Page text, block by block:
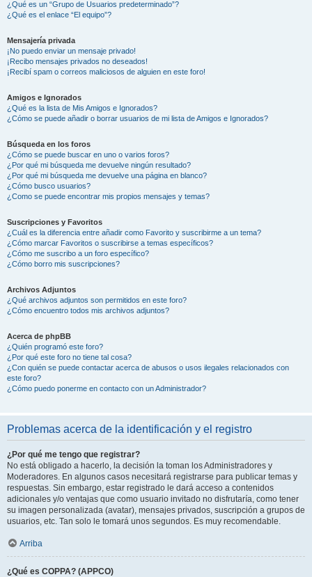
¿Qué es un “Grupo de Usuarios predeterminado”?
¿Qué es el enlace “El equipo”?
Mensajería privada
¡No puedo enviar un mensaje privado!
¡Recibo mensajes privados no deseados!
¡Recibí spam o correos maliciosos de alguien en este foro!
Amigos e Ignorados
¿Qué es la lista de Mis Amigos e Ignorados?
¿Cómo se puede añadir o borrar usuarios de mi lista de Amigos e Ignorados?
Búsqueda en los foros
¿Cómo se puede buscar en uno o varios foros?
¿Por qué mi búsqueda me devuelve ningún resultado?
¿Por qué mi búsqueda me devuelve una página en blanco?
¿Cómo busco usuarios?
¿Como se puede encontrar mis propios mensajes y temas?
Suscripciones y Favoritos
¿Cuál es la diferencia entre añadir como Favorito y suscribirme a un tema?
¿Cómo marcar Favoritos o suscribirse a temas específicos?
¿Cómo me suscribo a un foro específico?
¿Cómo borro mis suscripciones?
Archivos Adjuntos
¿Qué archivos adjuntos son permitidos en este foro?
¿Cómo encuentro todos mis archivos adjuntos?
Acerca de phpBB
¿Quién programó este foro?
¿Por qué este foro no tiene tal cosa?
¿Con quién se puede contactar acerca de abusos o usos ilegales relacionados con
este foro?
¿Cómo puedo ponerme en contacto con un Administrador?
Problemas acerca de la identificación y el registro
¿Por qué me tengo que registrar?
No está obligado a hacerlo, la decisión la toman los Administradores y
Moderadores. En algunos casos necesitará registrarse para publicar temas y
respuestas. Sin embargo, estar registrado le dará acceso a contenidos
adicionales y/o ventajas que como usuario invitado no disfrutaría, como tener
su imagen personalizada (avatar), mensajes privados, suscripción a grupos de
usuarios, etc. Tan solo le tomará unos segundos. Es muy recomendable.
Arriba
¿Qué es COPPA? (APPCO)